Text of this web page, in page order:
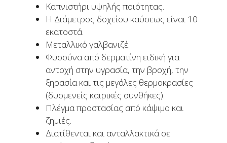
Καπνιστήρι υψηλής ποιότητας.
Η Διάμετρος δοχείου καύσεως είναι 10
εκατοστά.
Μεταλλικό γαλβανιζέ.
Φυσούνα από δερματίνη ειδική για
αντοχή στην υγρασία, την βροχή, την
ξηρασία και τις μεγάλες θερμοκρασίες
(δυσμενείς καιρικές συνθήκες).
Πλέγμα προστασίας από κάψιμο και
ζημιές.
Διατίθενται και ανταλλακτικά σε